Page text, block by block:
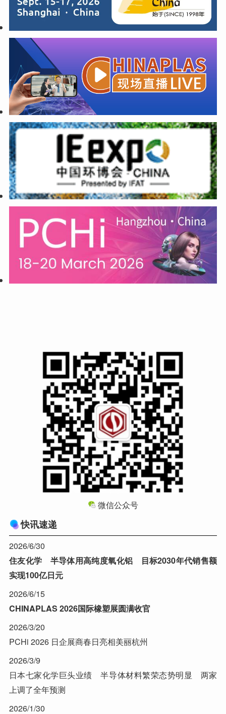
微信公众号
快讯速递
2026/6/30
住友化学 半导体用高纯度氧化铝 目标2030年代销售额
实现100亿日元
2026/6/15
CHINAPLAS 2026国际橡塑展圆满收官
2026/3/20
PCHi 2026 日企展商春日亮相美丽杭州
2026/3/9
日本七家化学巨头业绩 半导体材料繁荣态势明显 两家
上调了全年预测
2026/1/30